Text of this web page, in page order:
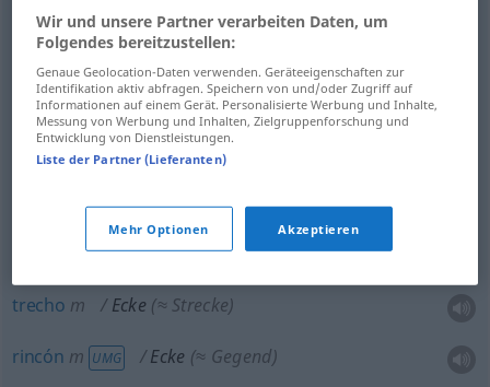
esquinaf Ecke außen (≈ Kante, Straßenecke)
esquinaf Ecke SPORT
Ecke(≈ Stückchen) UMG
trecho m Ecke (≈ Strecke)
rincón m UMG Ecke (≈ Gegend)
Wir und unsere Partner verarbeiten Daten, um
Folgendes bereitzustellen:
Genaue Geolocation-Daten verwenden. Geräteeigenschaften zur
Identifikation aktiv abfragen. Speichern von und/oder Zugriff auf
Informationen auf einem Gerät. Personalisierte Werbung und Inhalte,
Messung von Werbung und Inhalten, Zielgruppenforschung und
Entwicklung von Dienstleistungen.
Liste der Partner (Lieferanten)
Mehr Optionen Akzeptieren